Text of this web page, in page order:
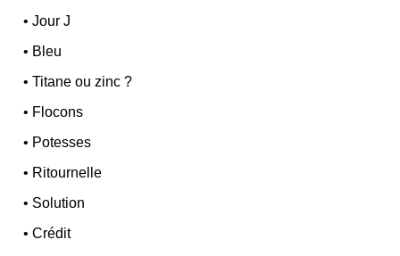
•Jour J
• Bleu
•Titane ou zinc ?
• Flocons
• Potesses
• Ritournelle
• Solution
•Crédit